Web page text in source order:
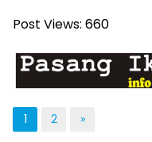
Post Views: 660
1 2 »